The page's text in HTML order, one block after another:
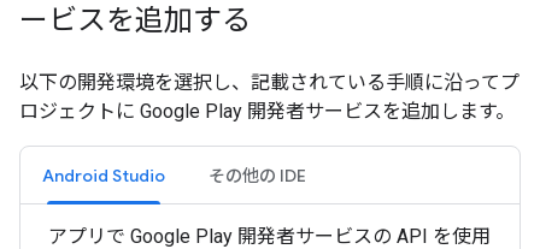
ービスを追加する
以下の開発環境を選択し、記載されている手順に沿ってプ
ロジェクトに Google Play 開発者サービスを追加します。
Android Studio その他の IDE
アプリで Google Play 開発者サービスの API を使用